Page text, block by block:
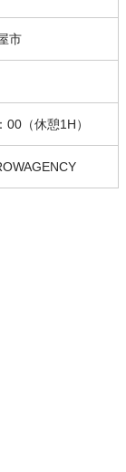
市
（休憩1H）